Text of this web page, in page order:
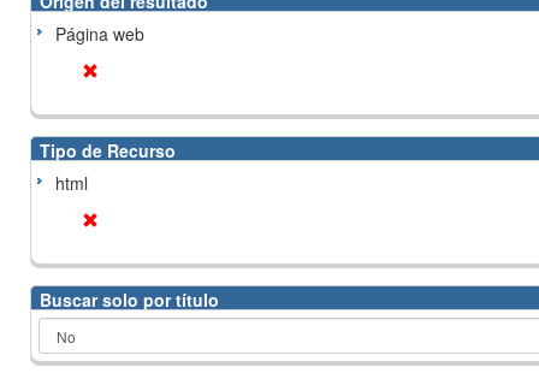
Página web
Tipo de Recurso
html
Buscar solo por título